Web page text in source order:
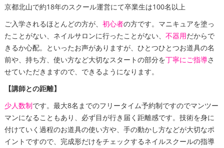
京都北山で約18年のスクール運営にて卒業生は100名以上
ご入学されるほとんどの方が、 初心者の方です。マニキュアを塗っ
たことがない、ネイルサロンに行ったことがない、 不器用だからで
きるか心配。といったお声がありますが、ひとつひとつお道具の名
前や、持ち方、使い方など大切なスタートの部分を丁寧にご指導さ
せていただきますので、できるようになります。
【講師との距離】
少人数制です。最大8名までのフリータイム予約制ですのでマンツー
マンになることもあり、必ず目が行き届く距離感です。技術を身に
付けていく過程のお道具の使い方や、手の動かし方などが大切なポ
イントですので、完成形だけをチェックするネイルスクールの指導